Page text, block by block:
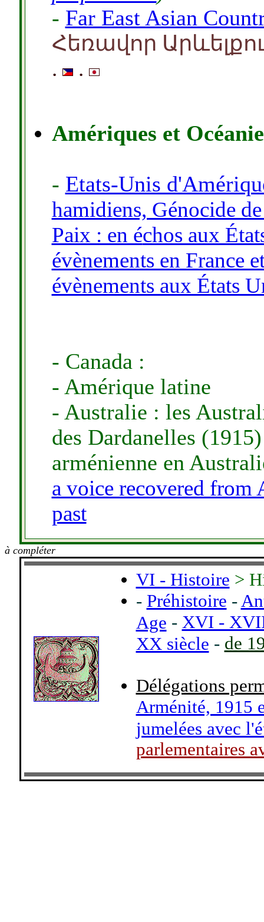
- Far East Asian
Հեռավոր
.
.
Amériques et Océanie
- Etats-Unis
hamidiens, Génocide
Paix : en échos aux
évènements en France
évènements aux États
- Canada :
- Amérique latine
- Australie : les
des Dardanelles (1915)
arménienne en
a voice recovered from
past
à compléter
VI - Histoire >
- Préhistoire -
Age - XVI -
XX siècle - de
Délégations
Arménité, 1915
jumelées avec
parlementaires